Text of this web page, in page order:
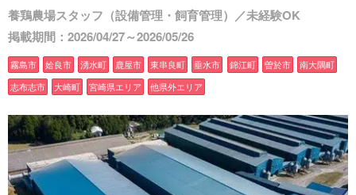
養鶏農場スタッフ（設備管理・飼育管理）／未経験OK
掲載期間：2026/04/27～2026/05/26
霧島市 姶良市 湧水町 鹿屋市 東串良町 垂水市 錦江町 曽於市
南大隅町
志布志市
大崎町 宮崎県エリア 他県外エリア